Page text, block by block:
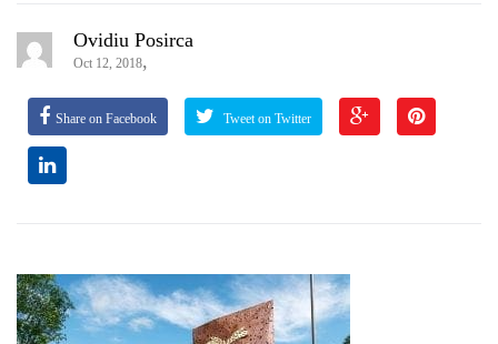
Ovidiu Posirca
Oct 12, 2018,
Share on Facebook Tweet on Twitter